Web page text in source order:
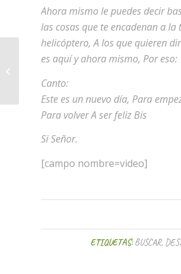
Ahora mismo le puedes decir
las cosas que te encadenan a
helicóptero, A los que quieren
es aquí y ahora mismo, Por eso:
Canto:
Este es un nuevo día, Para
Para volver A ser feliz Bis
Si Señor.
[campo nombre=video]
ETIQUETAS: BUSCAR,
Enseñanza de la película «En busca